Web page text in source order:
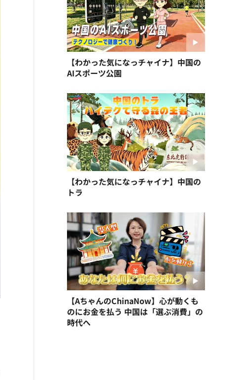
【わかった気になっチャイナ】中国の
AIスポーツ公園
【わかった気になっチャイナ】中国の
トラ
【AちゃんのChinaNow】心が動くも
のにお金を払う 中国は「選ぶ消費」の
時代へ